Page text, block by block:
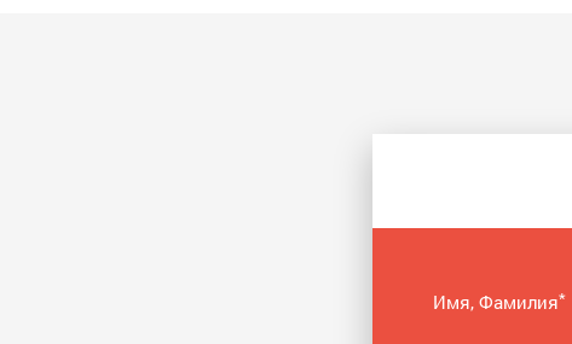
Имя, Фамилия*